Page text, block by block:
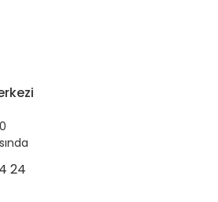
24